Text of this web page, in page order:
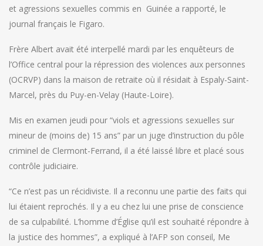
et agressions sexuelles commis en Guinée a rapporté, le
journal français le Figaro.
Frère Albert avait été interpellé mardi par les enquêteurs de
l’Office central pour la répression des violences aux personnes
(OCRVP) dans la maison de retraite où il résidait à Espaly-Saint-
Marcel, près du Puy-en-Velay (Haute-Loire).
Mis en examen jeudi pour “viols et agressions sexuelles sur
mineur de (moins de) 15 ans” par un juge d’instruction du pôle
criminel de Clermont-Ferrand, il a été laissé libre et placé sous
contrôle judiciaire.
“Ce n’est pas un récidiviste. Il a reconnu une partie des faits qui
lui étaient reprochés. Il y a eu chez lui une prise de conscience
de sa culpabilité. L’homme d’Église qu’il est souhaité répondre à
la justice des hommes”, a expliqué à l’AFP son conseil, Me